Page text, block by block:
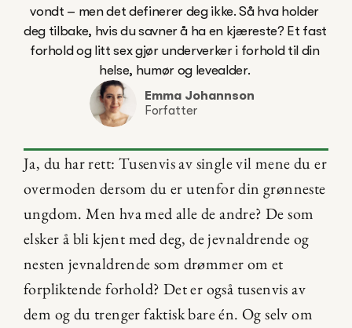
vondt – men det definerer deg ikke. Så hva holder
deg tilbake, hvis du savner å ha en kjæreste? Et fast
forhold og litt sex gjør underverker i forhold til din
helse, humør og levealder.
Emma Johannson
Forfatter
Ja, du har rett: Tusenvis av single vil mene du er
overmoden dersom du er utenfor din grønneste
ungdom. Men hva med alle de andre? De som
elsker å bli kjent med deg, de jevnaldrende og
nesten jevnaldrende som drømmer om et
forpliktende forhold? Det er også tusenvis av
dem og du trenger faktisk bare én. Og selv om